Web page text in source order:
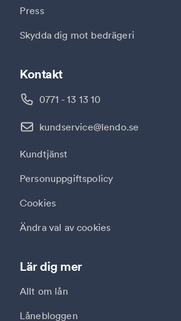
Lär dig mer
Allt om lån
Lånebloggen
Kontakt
0771 - 13 13 10
kundservice@lendo.se
Kundtjänst
Personuppgiftspolicy
Cookies
Ändra val av cookies
Press
Skydda dig mot bedrägeri